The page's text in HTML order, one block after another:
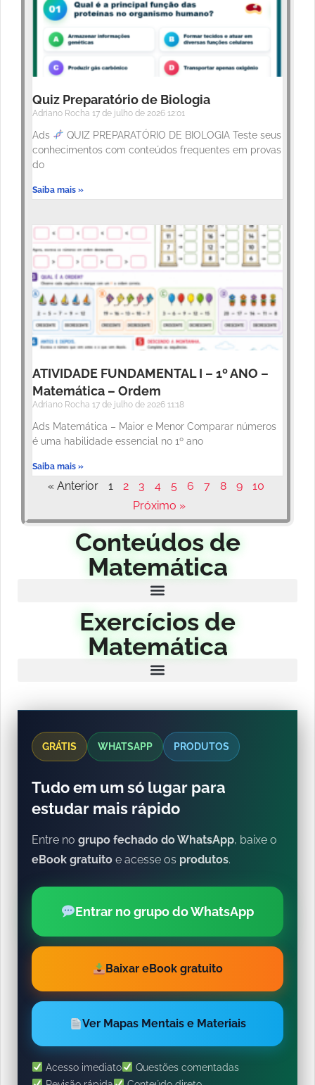
Quiz Preparatório de Biologia
Adriano Rocha 17 de julho de 2026 12:01
Ads
QUIZ PREPARATÓRIO DE BIOLOGIA Teste seus
conhecimentos com conteúdos frequentes em provas
do
Saiba mais »
ATIVIDADE FUNDAMENTAL I – 1º ANO –
Matemática – Ordem
Adriano Rocha 17 de julho de 2026 11:18
Ads Matemática – Maior e Menor Comparar números
é uma habilidade essencial no 1º ano
Saiba mais »
« Anterior 1 2 3 4 5 6 7 8 9
10
Próximo »
Conteúdos de
Matemática
Exercícios de
Matemática
GRÁTIS WHATSAPP PRODUTOS
Tudo em um só lugar para
estudar mais rápido
Entre no grupo fechado do WhatsApp, baixe o
eBook gratuito e acesse os produtos.
Entrar no grupo do WhatsApp
Baixar eBook gratuito
Ver Mapas Mentais e Materiais
Acesso imediato
Questões comentadas